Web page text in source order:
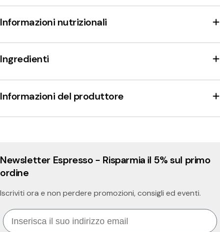
Informazioni nutrizionali
Ingredienti
Informazioni del produttore
Newsletter Espresso - Risparmia il 5% sul primo
ordine
Iscriviti ora e non perdere promozioni, consigli ed eventi.
Email